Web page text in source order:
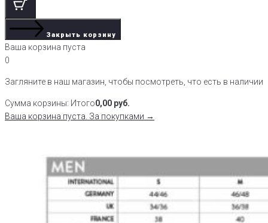
Закрыть корзину
Ваша корзина пуста
0
Загляните в наш магазин, чтобы посмотреть, что есть в наличии
Сумма корзины: Итого0,00 руб.
Ваша корзина пуста. За покупками →